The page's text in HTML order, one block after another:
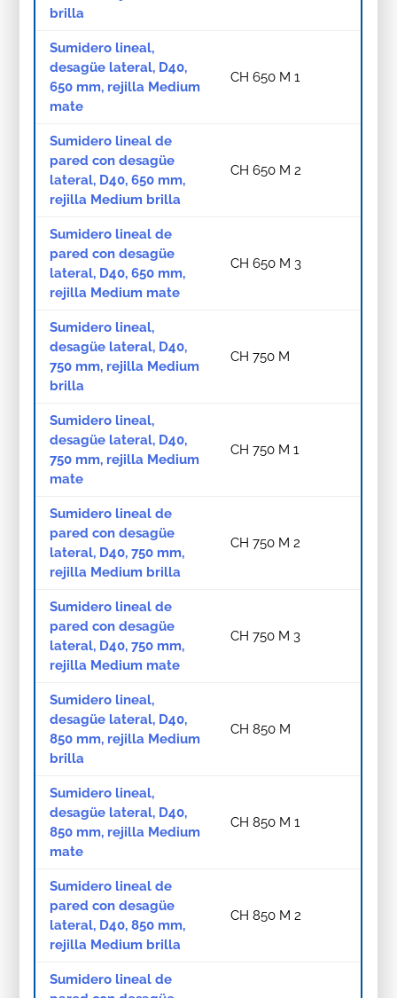
brilla
Sumidero lineal,
desagüe lateral, D40,
650 mm, rejilla Medium
mate
CH 650 M 1
Sumidero lineal de
pared con desagüe
lateral, D40, 650 mm,
rejilla Medium brilla
CH 650 M 2
Sumidero lineal de
pared con desagüe
lateral, D40, 650 mm,
rejilla Medium mate
CH 650 M 3
Sumidero lineal,
desagüe lateral, D40,
750 mm, rejilla Medium
brilla
CH 750 M
Sumidero lineal,
desagüe lateral, D40,
750 mm, rejilla Medium
mate
CH 750 M 1
Sumidero lineal de
pared con desagüe
lateral, D40, 750 mm,
rejilla Medium brilla
CH 750 M 2
Sumidero lineal de
pared con desagüe
lateral, D40, 750 mm,
rejilla Medium mate
CH 750 M 3
Sumidero lineal,
desagüe lateral, D40,
850 mm, rejilla Medium
brilla
CH 850 M
Sumidero lineal,
desagüe lateral, D40,
850 mm, rejilla Medium
mate
CH 850 M 1
Sumidero lineal de
pared con desagüe
lateral, D40, 850 mm,
rejilla Medium brilla
CH 850 M 2
Sumidero lineal de